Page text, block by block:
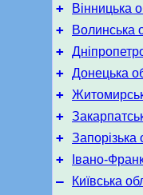
+ Вінницька
+ Волинська
+
+ Донецька
+
+
+ Запорізька
+ Івано-
–
Київська